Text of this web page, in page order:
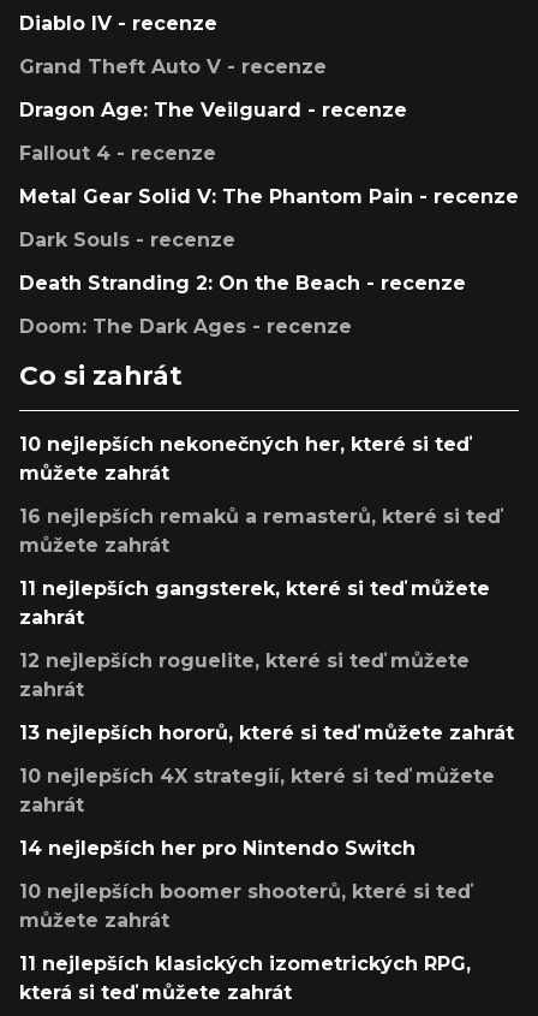
Diablo IV - recenze
Grand Theft Auto V - recenze
Dragon Age: The Veilguard - recenze
Fallout 4 - recenze
Metal Gear Solid V: The Phantom Pain - recenze
Dark Souls - recenze
Death Stranding 2: On the Beach - recenze
Doom: The Dark Ages - recenze
Co si zahrát
10 nejlepších nekonečných her, které si teď
můžete zahrát
16 nejlepších remaků a remasterů, které si teď
můžete zahrát
11 nejlepších gangsterek, které si teď můžete
zahrát
12 nejlepších roguelite, které si teď můžete
zahrát
13 nejlepších hororů, které si teď můžete zahrát
10 nejlepších 4X strategií, které si teď můžete
zahrát
14 nejlepších her pro Nintendo Switch
10 nejlepších boomer shooterů, které si teď
můžete zahrát
11 nejlepších klasických izometrických RPG,
která si teď můžete zahrát